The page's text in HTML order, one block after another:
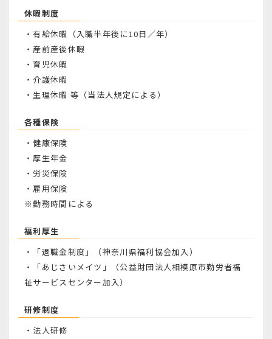
休暇制度
・有給休暇（入職半年後に10日／年）
・産前産後休暇
・育児休暇
・介護休暇
・生理休暇 等（当法人規定による）
各種保険
・健康保険
・厚生年金
・労災保険
・雇用保険
※勤務時間による
福利厚生
・「退職金制度」（神奈川県福利協会加入）
・「あじさいメイツ」（公益財団法人相模原市勤労者福
祉サービスセンター加入）
研修制度
・法人研修